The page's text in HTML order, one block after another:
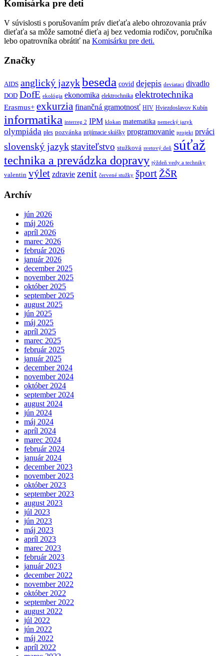
Komisárka pre deti
V súvislosti s porušovaním práv dieťaťa alebo ohrozovania práv
dieťaťa sa môže samotné dieťa aj bez vedomia rodičov, poručníka
lebo opatrovníka obrátiť na Komisárku pre deti.
Značky
AIDS anglický jazykbeseda covid dejepis deviataci divadlo
DOD DofE ekológia ekonomika elektrochnika elektrotechnika
Erasmus+ exkurzia finančná gramotnosť HIV Hviezdoslavov Kubín
informatika interreg 2 IPM klokan matematika nemecký jazyk
olympiáda ples pozvánka prijímacie skúšky programovanie projekt prváci
slovenský jazykstaviteľstvo stužková svetový deň súťaž
technika a prevádzka dopravy týždeň vedy a techniky
valentin výlet zdravie zenit červené stužky šport ŽŠR
Archív
jún 2026
máj 2026
apríl 2026
marec 2026
február 2026
január 2026
december 2025
november 2025
október 2025
september 2025
august 2025
jún 2025
máj 2025
apríl 2025
marec 2025
február 2025
január 2025
december 2024
november 2024
október 2024
september 2024
august 2024
jún 2024
máj 2024
apríl 2024
marec 2024
február 2024
január 2024
december 2023
november 2023
október 2023
september 2023
august 2023
júl 2023
jún 2023
máj 2023
apríl 2023
marec 2023
február 2023
január 2023
december 2022
november 2022
október 2022
september 2022
august 2022
júl 2022
jún 2022
máj 2022
apríl 2022